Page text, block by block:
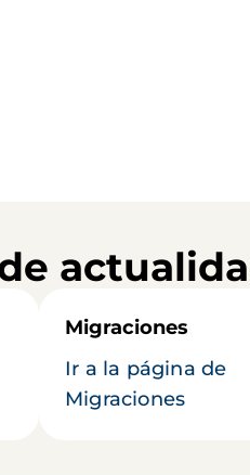
Migraciones
Ir a la página de
Migraciones